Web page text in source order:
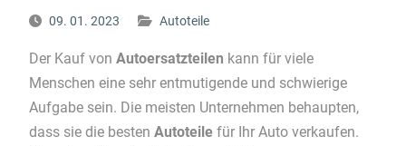
09. 01. 2023 Autoteile
Der Kauf von Autoersatzteilen kann für viele
Menschen eine sehr entmutigende und schwierige
Aufgabe sein. Die meisten Unternehmen behaupten,
dass sie die besten Autoteile für Ihr Auto verkaufen.